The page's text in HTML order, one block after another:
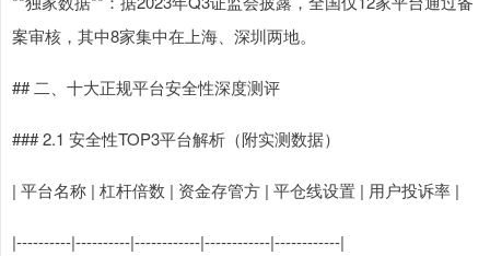
案审核，其中8家集中在上海、深圳两地。
## 二、十大正规平台安全性深度测评
### 2.1 安全性TOP3平台解析（附实测数据）
| 平台名称 | 杠杆倍数 | 资金存管方 | 平仓线设置 | 用户投诉率 |
|----------|----------|------------|------------|------------|